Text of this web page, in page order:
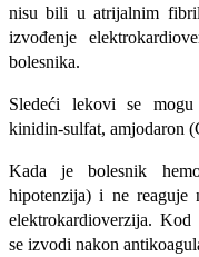
nisu bili u atrijalnim
izvođenje
bolesnika.
Sledeći lekovi se
kinidin-sulfat, amjodaron
Kada je bolesnik
hipotenzija) i ne reaguje
elektrokardioverzija.
se izvodi nakon